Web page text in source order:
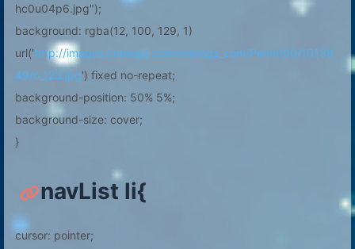
hc0u04p6.jpg");
background: rgba(12, 100, 129, 1)
url('http://images.cnblogs.com/cnblogs_com/Penn000/10138
49/o_123.jpg') fixed no-repeat;
background-position: 50% 5%;
background-size: cover;
}
navList li{
cursor: pointer;